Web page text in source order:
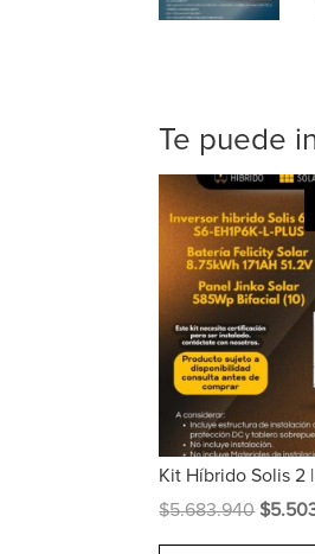
Te puede
Kit Híbrido Solis 2
$5.683.940 El
$